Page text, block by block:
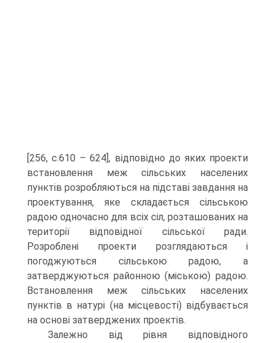
[256, с.610 – 624], відповідно до яких проекти
встановлення меж сільських населених
пунктів розробляються на підставі завдання на
проектування, яке складається сільською
радою одночасно для всіх сіл, розташованих на
території відповідної сільської ради.
Розроблені проекти розглядаються і
погоджуються сільською радою, а
затверджуються районною (міською) радою.
Встановлення меж сільських населених
пунктів в натурі (на місцевості) відбувається
на основі затверджених проектів.
Залежно від рівня відповідного